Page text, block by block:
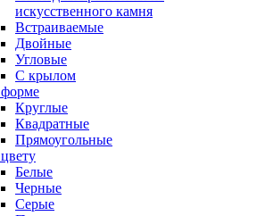
искусственного камня
Встраиваемые
Двойные
Угловые
С крылом
Круглые
Квадратные
Прямоугольные
Белые
Черные
Серые